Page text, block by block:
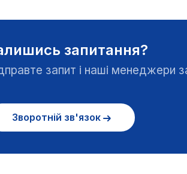
запитання?
запит і наші
Зворотній зв'язок